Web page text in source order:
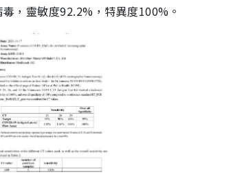
，靈敏度92.2%，特異度100%。